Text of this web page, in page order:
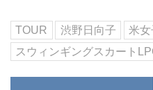
TOUR 渋野日向子
米女
スウィンギングスカート